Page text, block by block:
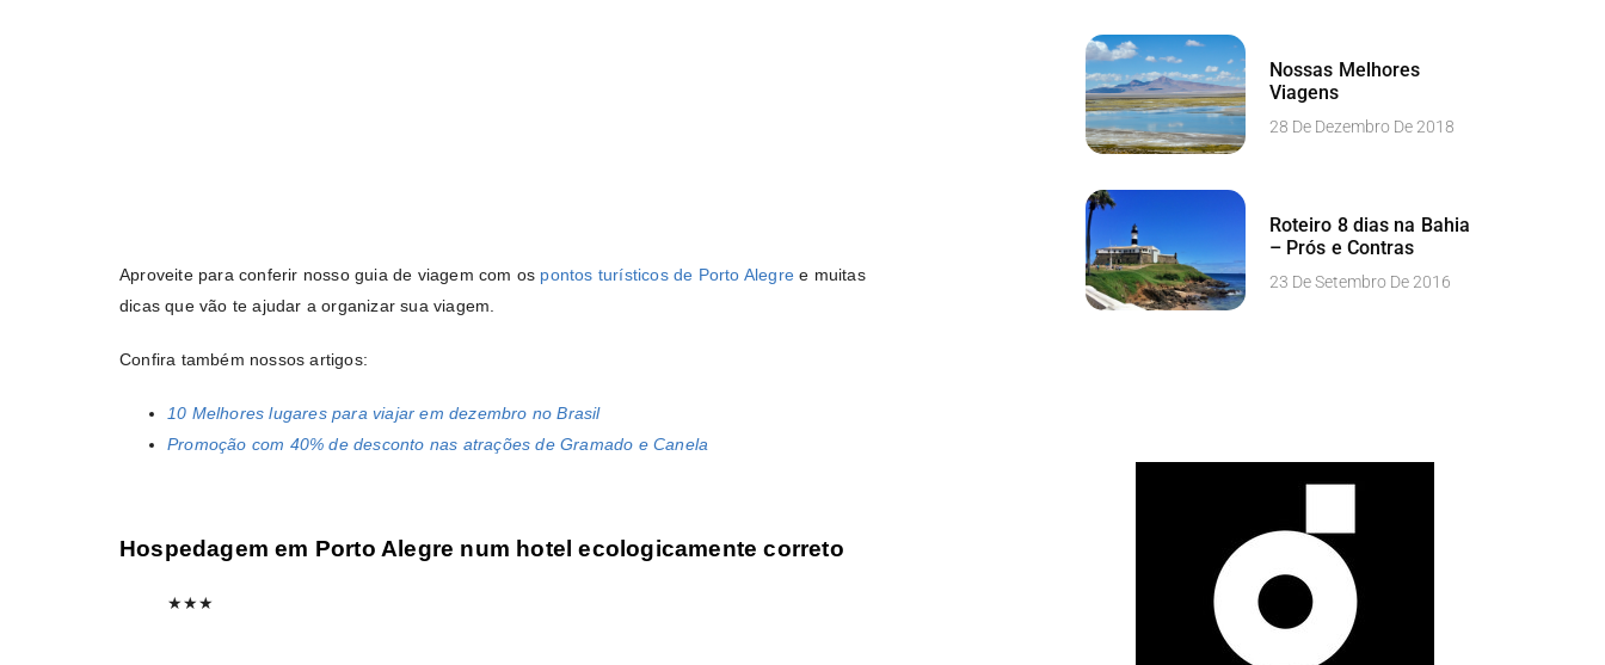
Aproveite para conferir nosso guia de viagem com os pontos turísticos de Porto Alegree muitas
dicas que vão te ajudar a organizar sua viagem.
Confira também nossos artigos:
10 Melhores lugares para viajar em dezembro no Brasil
Promoção com 40% de desconto nas atrações de Gramado e Canela
Hospedagem em Porto Alegre num hotel ecologicamente correto
★★★
Nossas Melhores
Viagens
28 De Dezembro De 2018
Roteiro 8 dias na Bahia
– Prós e Contras
23 De Setembro De 2016